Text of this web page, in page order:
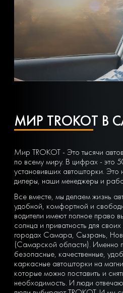
МИР TROKOT В
Мир TROKOT - Это тысячи
по всему миру. В цифрах - это
установивших автошторки. Это
дилеры, наши менеджеры и
Все вместе, мы делаем жизнь
удобной, комфортной и
водители имеют полное право
солнца и приватность для
городах Самара, Сызрань,
(Самарской области). Именно
безопасные, качественные,
каркасные автошторки на
которые можно поставить и
необходимость. И люди